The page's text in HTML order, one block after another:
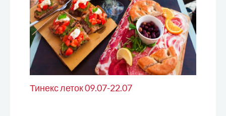
Тинекс леток 09.07-22.07